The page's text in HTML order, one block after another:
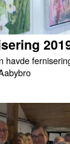
havde